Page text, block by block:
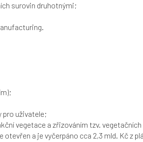
surovin druhotnými;
pro uživatele;
vegetace a zřizováním tzv.
otevřen a je vyčerpáno cca 2,3 mld. Kč z